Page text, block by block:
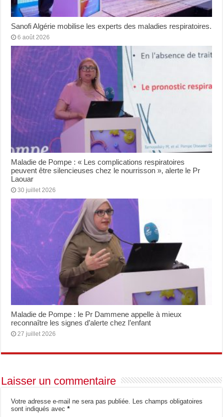
Sanofi Algérie mobilise les experts des maladies respiratoires.
6 août 2026
Maladie de Pompe : « Les complications respiratoires
peuvent être silencieuses chez le nourrisson », alerte le Pr
Laouar
30 juillet 2026
Maladie de Pompe : le Pr Dammene appelle à mieux
reconnaître les signes d’alerte chez l’enfant
27 juillet 2026
Laisser un commentaire
Votre adresse e-mail ne sera pas publiée. Les champs obligatoires
sont indiqués avec*